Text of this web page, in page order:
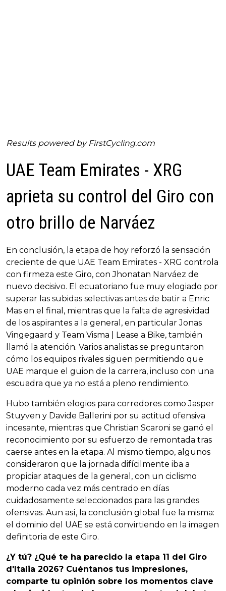
Results powered by FirstCycling.com
UAE Team Emirates - XRG
aprieta su control del Giro con
otro brillo de Narváez
En conclusión, la etapa de hoy reforzó la sensación
creciente de que UAE Team Emirates - XRG controla
con firmeza este Giro, con Jhonatan Narváez de
nuevo decisivo. El ecuatoriano fue muy elogiado por
superar las subidas selectivas antes de batir a Enric
Mas en el final, mientras que la falta de agresividad
de los aspirantes a la general, en particular Jonas
Vingegaard y Team Visma | Lease a Bike, también
llamó la atención. Varios analistas se preguntaron
cómo los equipos rivales siguen permitiendo que
UAE marque el guion de la carrera, incluso con una
escuadra que ya no está a pleno rendimiento.
Hubo también elogios para corredores como Jasper
Stuyven y Davide Ballerini por su actitud ofensiva
incesante, mientras que Christian Scaroni se ganó el
reconocimiento por su esfuerzo de remontada tras
caerse antes en la etapa. Al mismo tiempo, algunos
consideraron que la jornada difícilmente iba a
propiciar ataques de la general, con un ciclismo
moderno cada vez más centrado en días
cuidadosamente seleccionados para las grandes
ofensivas. Aun así, la conclusión global fue la misma:
el dominio del UAE se está convirtiendo en la imagen
definitoria de este Giro.
¿Y tú? ¿Qué te ha parecido la etapa 11 del Giro
d'Italia 2026? Cuéntanos tus impresiones,
comparte tu opinión sobre los momentos clave